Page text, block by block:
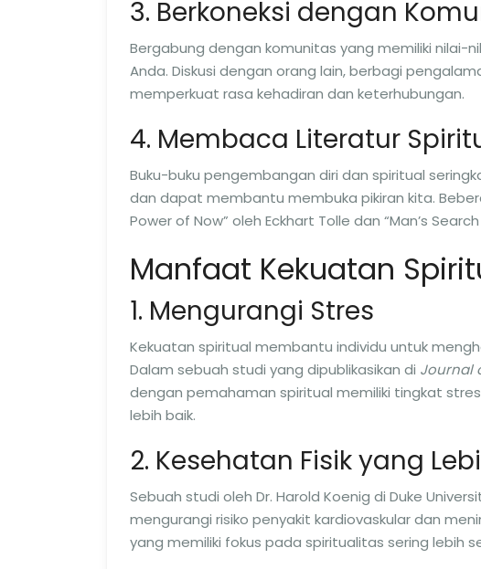
3. Berkoneksi dengan
Bergabung dengan komunitas yang memiliki
Anda. Diskusi dengan orang lain, berbagi
memperkuat rasa kehadiran dan keterhubungan.
4. Membaca Literatur
Buku-buku pengembangan diri dan spiritual
dan dapat membantu membuka pikiran kita.
Power of Now” oleh Eckhart Tolle dan “Man’s
Manfaat Kekuatan
1. Mengurangi Stres
Kekuatan spiritual membantu individu untuk
Dalam sebuah studi yang dipublikasikan di Journal
dengan pemahaman spiritual memiliki tingkat
lebih baik.
2. Kesehatan Fisik yang
Sebuah studi oleh Dr. Harold Koenig di Duke
mengurangi risiko penyakit kardiovaskular dan
yang memiliki fokus pada spiritualitas sering lebih